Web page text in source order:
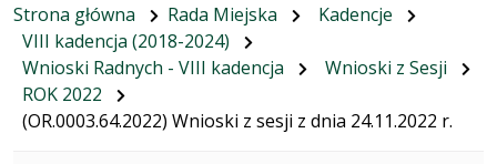
Strona główna Rada Miejska
Kadencje
VIII kadencja (2018-2024)
Wnioski Radnych - VIII kadencja
Wnioski z Sesji
ROK 2022
(OR.0003.64.2022) Wnioski z sesji z dnia 24.11.2022 r.